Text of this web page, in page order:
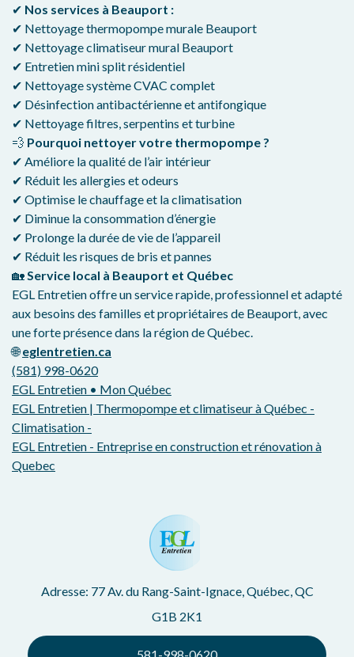
✔ Nos services à Beauport :
✔ Nettoyage thermopompe murale Beauport
✔ Nettoyage climatiseur mural Beauport
✔ Entretien mini split résidentiel
✔ Nettoyage système CVAC complet
✔ Désinfection antibactérienne et antifongique
✔ Nettoyage filtres, serpentins et turbine
💨 Pourquoi nettoyer votre thermopompe ?
✔ Améliore la qualité de l’air intérieur
✔ Réduit les allergies et odeurs
✔ Optimise le chauffage et la climatisation
✔ Diminue la consommation d’énergie
✔ Prolonge la durée de vie de l’appareil
✔ Réduit les risques de bris et pannes
🏡 Service local à Beauport et Québec
EGL Entretien offre un service rapide, professionnel et adapté
aux besoins des familles et propriétaires de Beauport, avec
une forte présence dans la région de Québec.
🌐eglentretien.ca
(581) 998-0620
EGL Entretien • Mon Québec
EGL Entretien | Thermopompe et climatiseur à Québec -
Climatisation -
EGL Entretien - Entreprise en construction et rénovation à
Quebec
Adresse: 77 Av. du Rang-Saint-Ignace, Québec, QC
G1B 2K1
581-998-0620